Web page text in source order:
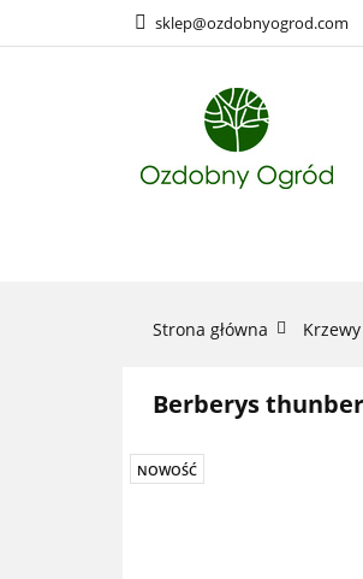
sklep@ozdobnyogrod.com
Strona główna
Berberys
NOWOŚĆ